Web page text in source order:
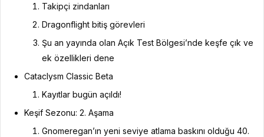
Takipçi zindanları
Dragonflight bitiş görevleri
Şu an yayında olan Açık Test Bölgesi’nde keşfe çık ve
ek özellikleri dene
Cataclysm Classic Beta
Kayıtlar bugün açıldı!
Keşif Sezonu: 2. Aşama
Gnomeregan’ın yeni seviye atlama baskını olduğu 40.